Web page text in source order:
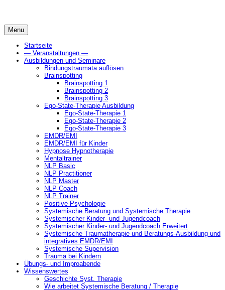
Menu
Startseite
— Veranstaltungen —
Ausbildungen und Seminare
Bindungstraumata auflösen
Brainspotting
Brainspotting 1
Brainspotting 2
Brainspotting 3
Ego-State-Therapie Ausbildung
Ego-State-Therapie 1
Ego-State-Therapie 2
Ego-State-Therapie 3
EMDR/EMI
EMDR/EMI für Kinder
Hypnose Hypnotherapie
Mentaltrainer
NLP Basic
NLP Practitioner
NLP Master
NLP Coach
NLP Trainer
Positive Psychologie
Systemische Beratung und Systemische Therapie
Systemischer Kinder- und Jugendcoach
Systemischer Kinder- und Jugendcoach Erweitert
Systemische Traumatherapie und Beratungs-Ausbildung und
integratives EMDR/EMI
Systemische Supervision
Trauma bei Kindern
Übungs- und Improabende
Wissenswertes
Geschichte Syst. Therapie
Wie arbeitet Systemische Beratung / Therapie